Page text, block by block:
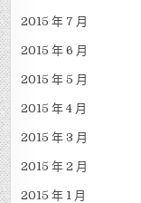
2015 年 7 月
2015 年 6 月
2015 年 5 月
2015 年 4 月
2015 年 3 月
2015 年 2 月
2015 年 1 月